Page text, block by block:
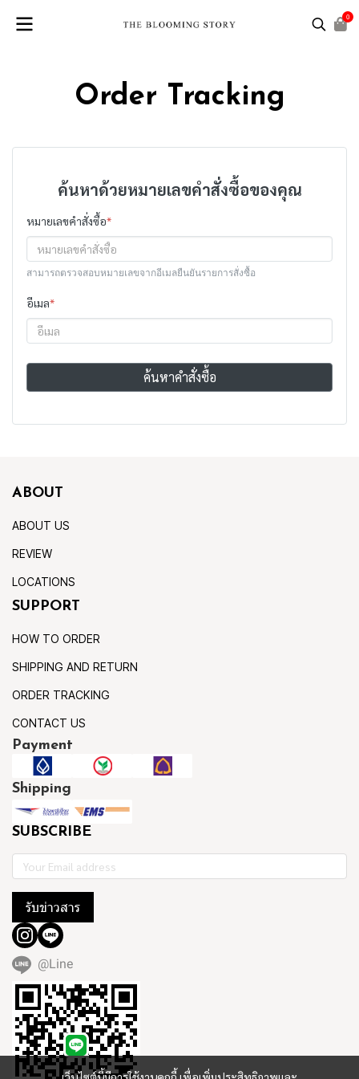
0
Order Tracking
ค้นหาด้วยหมายเลขคำสั่งซื้อของคุณ
หมายเลขคำสั่งซื้อ*
สามารถตรวจสอบหมายเลขจากอีเมลยืนยันรายการสั่งซื้อ
อีเมล*
ค้นหาคำสั่งซื้อ
ABOUT
ABOUT US
REVIEW
LOCATIONS
SUPPORT
HOW TO ORDER
SHIPPING AND RETURN
ORDER TRACKING
CONTACT US
Payment
Shipping
SUBSCRIBE
รับข่าวสาร
@Line